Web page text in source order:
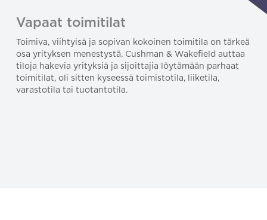
Vapaat toimitilat
Toimiva, viihtyisä ja sopivan kokoinen toimitila on tärkeä
osa yrityksen menestystä. Cushman & Wakefield auttaa
tiloja hakevia yrityksiä ja sijoittajia löytämään parhaat
toimitilat, oli sitten kyseessä toimistotila, liiketila,
varastotila tai tuotantotila.